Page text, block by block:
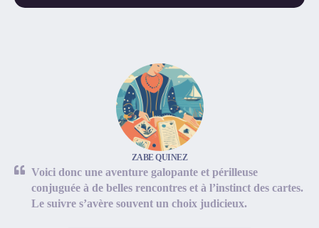
ZABE QUINEZ
Voici donc une aventure galopante et périlleuse
conjuguée à de belles rencontres et à l’instinct des cartes.
Le suivre s’avère souvent un choix judicieux.